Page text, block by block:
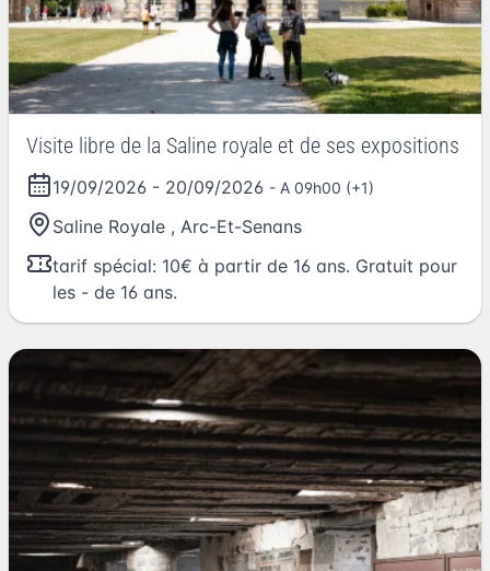
Visite libre de la Saline royale et de ses expositions
19/09/2026 - 20/09/2026 - A 09h00 (+1)
Saline Royale , Arc-Et-Senans
tarif spécial: 10€ à partir de 16 ans. Gratuit pour
les - de 16 ans.